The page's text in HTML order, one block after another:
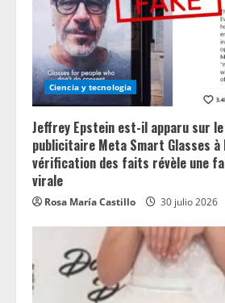
Ciencia y tecnologia
Jeffrey Epstein est-il apparu sur le
publicitaire Meta Smart Glasses à
vérification des faits révèle une
virale
Rosa María Castillo 30 julio 2026